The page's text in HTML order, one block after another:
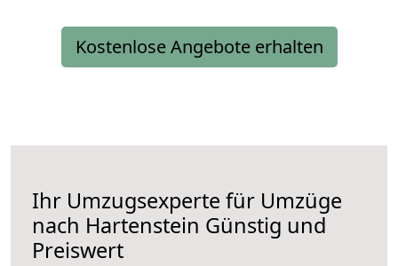
Kostenlose Angebote erhalten
Ihr Umzugsexperte für Umzüge
nach Hartenstein Günstig und
Preiswert